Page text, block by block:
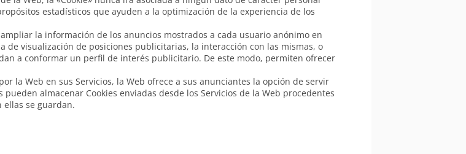
estadísticos que ayuden a la optimización de la experiencia de los
ampliar la información de los anuncios mostrados a cada usuario anónimo en
de visualización de posiciones publicitarias, la interacción con las mismas, o
a conformar un perfil de interés publicitario. De este modo, permiten ofrecer
la Web en sus Servicios, la Web ofrece a sus anunciantes la opción de servir
almacenar Cookies enviadas desde los Servicios de la Web procedentes
ellas se guardan.